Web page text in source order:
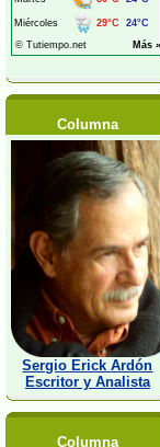
Columna
Sergio Erick Ardón
Escritor y Analista
Columna